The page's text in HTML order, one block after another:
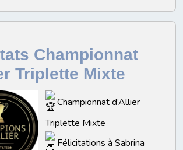
Championnat
Triplette Mixte
Championnat d’Allier
Triplette Mixte
Félicitations à Sabrina